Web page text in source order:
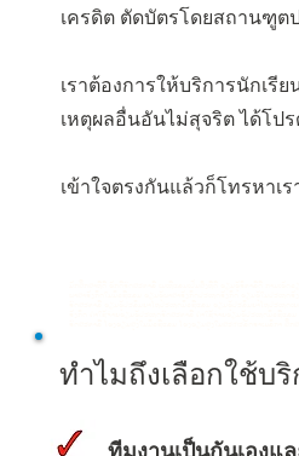
เครดิต ตัดบัตรโดยสถานฑูต
เราต้องการให้บริการนักเรี
เหตุผลอื่นอันไม่สุจริต ได้โป
เข้าใจตรงกันแล้วก็โทรหาเ
ทำไมถึงเลือกใช้บ
ทีมงานเป็นกันเองแ